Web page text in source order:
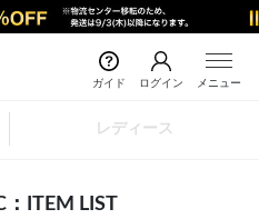
ガイド ログイン メニュー
レディース
：ITEM LIST